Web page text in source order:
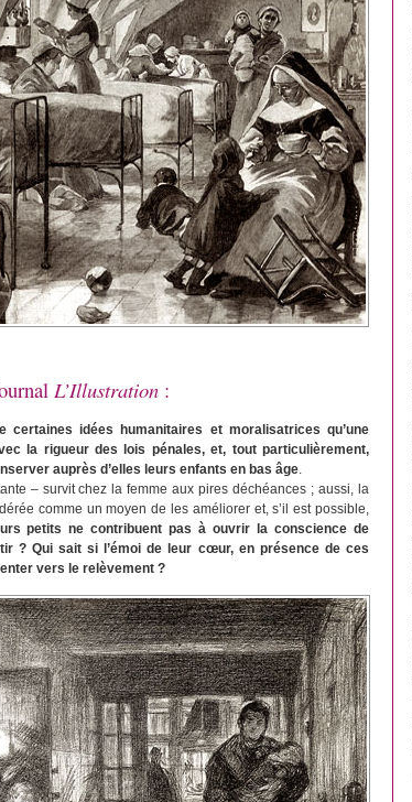
L’Illustration :
certaines idées humanitaires et moralisatrices qu’une
la rigueur des lois pénales, et, tout particulièrement,
auprès d’elles leurs enfants en bas âge.
– survit chez la femme aux pires déchéances ; aussi, la
comme un moyen de les améliorer et, s’il est possible,
petits ne contribuent pas à ouvrir la conscience de
? Qui sait si l’émoi de leur cœur, en présence de ces
vers le relèvement ?